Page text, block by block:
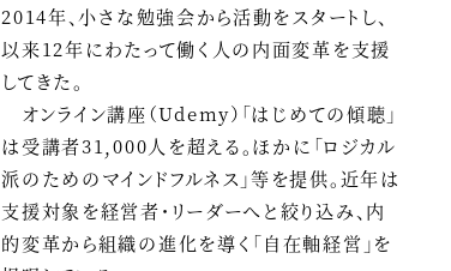
2014年、小さな勉強会から活動をスタートし、
以来12年にわたって働く人の内面変革を支援
してきた。
オンライン講座（Udemy）「はじめての傾聴」
は受講者31,000人を超える。ほかに「ロジカル
派のためのマインドフルネス」等を提供。近年は
支援対象を経営者・リーダーへと絞り込み、内
的変革から組織の進化を導く「自在軸経営」を